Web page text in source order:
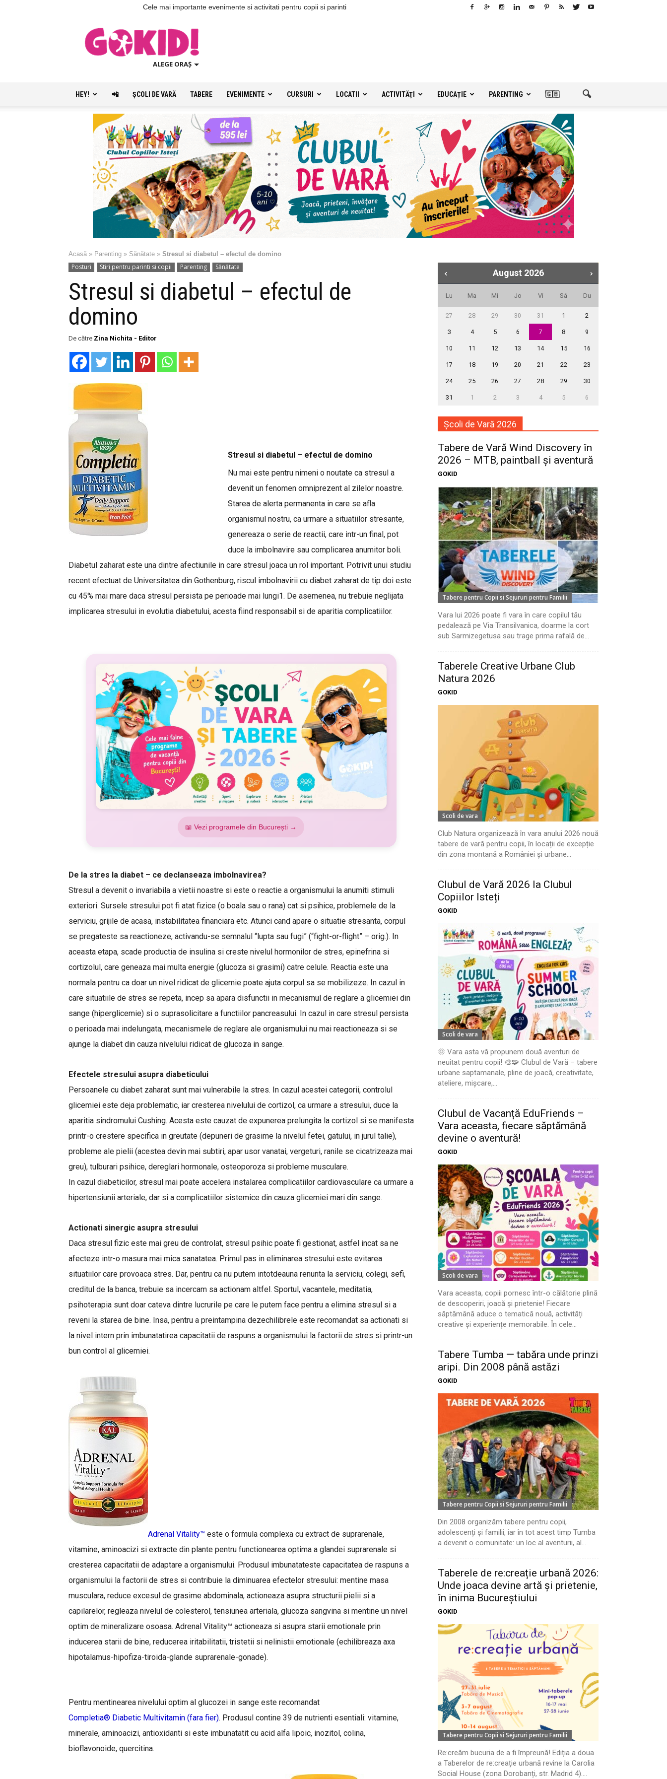
Cele mai importante evenimente si activitati pentru copii si parinti
ALEGE ORAȘ
HEY! 📲 ŞCOLI DE VARĂ TABERE EVENIMENTE CURSURI LOCATII ACTIVITĂŢI EDUCAȚIE PARENTING 🇬🇧
Acasă » Parenting » Sănătate » Stresul si diabetul – efectul de domino
Posturi Stiri pentru parinti si copii Parenting Sănătate
Stresul si diabetul – efectul de
domino
De către Zina Nichita - Editor
Stresul si diabetul – efectul de domino
Nu mai este pentru nimeni o noutate ca stresul a
devenit un fenomen omniprezent al zilelor noastre.
Starea de alerta permanenta in care se afla
organismul nostru, ca urmare a situatiilor stresante,
genereaza o serie de reactii, care intr-un final, pot
duce la imbolnavire sau complicarea anumitor boli.
Diabetul zaharat este una dintre afectiunile in care stresul joaca un rol important. Potrivit unui studiu
recent efectuat de Universitatea din Gothenburg, riscul imbolnavirii cu diabet zaharat de tip doi este
cu 45% mai mare daca stresul persista pe perioade mai lungi1. De asemenea, nu trebuie neglijata
implicarea stresului in evolutia diabetului, acesta fiind responsabil si de aparitia complicatiilor.
📖 Vezi programele din București →
De la stres la diabet – ce declanseaza imbolnavirea?
Stresul a devenit o invariabila a vietii noastre si este o reactie a organismului la anumiti stimuli
exteriori. Sursele stresului pot fi atat fizice (o boala sau o rana) cat si psihice, problemele de la
serviciu, grijile de acasa, instabilitatea financiara etc. Atunci cand apare o situatie stresanta, corpul
se pregateste sa reactioneze, activandu-se semnalul “lupta sau fugi” (“fight-or-flight” – orig.). In
aceasta etapa, scade productia de insulina si creste nivelul hormonilor de stres, epinefrina si
cortizolul, care geneaza mai multa energie (glucoza si grasimi) catre celule. Reactia este una
normala pentru ca doar un nivel ridicat de glicemie poate ajuta corpul sa se mobilizeze. In cazul in
care situatiile de stres se repeta, incep sa apara disfunctii in mecanismul de reglare a glicemiei din
sange (hiperglicemie) si o suprasolicitare a functiilor pancreasului. In cazul in care stresul persista
o perioada mai indelungata, mecanismele de reglare ale organismului nu mai reactioneaza si se
ajunge la diabet din cauza nivelului ridicat de glucoza in sange.
Efectele stresului asupra diabeticului
Persoanele cu diabet zaharat sunt mai vulnerabile la stres. In cazul acestei categorii, controlul
glicemiei este deja problematic, iar cresterea nivelului de cortizol, ca urmare a stresului, duce la
aparitia sindromului Cushing. Acesta este cauzat de expunerea prelungita la cortizol si se manifesta
printr-o crestere specifica in greutate (depuneri de grasime la nivelul fetei, gatului, in jurul talie),
probleme ale pielii (acestea devin mai subtiri, apar usor vanatai, vergeturi, ranile se cicatrizeaza mai
greu), tulburari psihice, dereglari hormonale, osteoporoza si probleme musculare.
In cazul diabeticilor, stresul mai poate accelera instalarea complicatiilor cardiovasculare ca urmare a
hipertensiunii arteriale, dar si a complicatiilor sistemice din cauza glicemiei mari din sange.
Actionati sinergic asupra stresului
Daca stresul fizic este mai greu de controlat, stresul psihic poate fi gestionat, astfel incat sa ne
afecteze intr-o masura mai mica sanatatea. Primul pas in eliminarea stresului este evitarea
situatiilor care provoaca stres. Dar, pentru ca nu putem intotdeauna renunta la serviciu, colegi, sefi,
creditul de la banca, trebuie sa incercam sa actionam altfel. Sportul, vacantele, meditatia,
psihoterapia sunt doar cateva dintre lucrurile pe care le putem face pentru a elimina stresul si a
reveni la starea de bine. Insa, pentru a preintampina dezechilibrele este recomandat sa actionati si
la nivel intern prin imbunatatirea capacitatii de raspuns a organismului la factorii de stres si printr-un
bun control al glicemiei.
Adrenal Vitality™ este o formula complexa cu extract de suprarenale,
vitamine, aminoacizi si extracte din plante pentru functionearea optima a glandei suprarenale si
cresterea capacitatii de adaptare a organismului. Produsul imbunatateste capacitatea de raspuns a
organismului la factorii de stres si contribuie la diminuarea efectelor stresului: mentine masa
musculara, reduce excesul de grasime abdominala, actioneaza asupra structurii pielii si a
capilarelor, regleaza nivelul de colesterol, tensiunea arteriala, glucoza sangvina si mentine un nivel
optim de mineralizare osoasa. Adrenal Vitality™ actioneaza si asupra starii emotionale prin
inducerea starii de bine, reducerea iritabilitatii, tristetii si nelinistii emotionale (echilibreaza axa
hipotalamus-hipofiza-tiroida-glande suprarenale-gonade).
Pentru mentinearea nivelului optim al glucozei in sange este recomandat
Completia® Diabetic Multivitamin (fara fier). Produsul contine 39 de nutrienti esentiali: vitamine,
minerale, aminoacizi, antioxidanti si este imbunatatit cu acid alfa lipoic, inozitol, colina,
bioflavonoide, quercitina.
August 2026
Lu Ma Mi Jo Vi Sâ Du
27 28 29 30 31 1 2
3 4 5 6 7 8 9
10 11 12 13 14 15 16
17 18 19 20 21 22 23
24 25 26 27 28 29 30
31 1 2 3 4 5 6
Școli de Vară 2026
Tabere de Vară Wind Discovery în
2026 – MTB, paintball și aventură
GOKID
Tabere pentru Copii si Sejururi pentru Familii
Vara lui 2026 poate fi vara în care copilul tău
pedalează pe Via Transilvanica, doarme la cort
sub Sarmizegetusa sau trage prima rafală de...
Taberele Creative Urbane Club
Natura 2026
GOKID
Scoli de vara
Club Natura organizează în vara anului 2026 nouă
tabere de vară pentru copii, în locații de excepție
din zona montană a României și urbane...
Clubul de Vară 2026 la Clubul
Copiilor Isteți
GOKID
Scoli de vara
🌞 Vara asta vă propunem două aventuri de
neuitat pentru copii! 🎨🧩 Clubul de Vară – tabere
urbane saptamanale, pline de joacă, creativitate,
ateliere, mișcare,...
Clubul de Vacanță EduFriends –
Vara aceasta, fiecare săptămână
devine o aventură!
GOKID
Scoli de vara
Vara aceasta, copiii pornesc într-o călătorie plină
de descoperiri, joacă și prietenie! Fiecare
săptămână aduce o tematică nouă, activități
creative și experiențe memorabile. În cele...
Tabere Tumba — tabăra unde prinzi
aripi. Din 2008 până astăzi
GOKID
Tabere pentru Copii si Sejururi pentru Familii
Din 2008 organizăm tabere pentru copii,
adolescenți și familii, iar în tot acest timp Tumba
a devenit o comunitate: un loc al aventurii, al...
Taberele de re:creație urbană 2026:
Unde joaca devine artă și prietenie,
în inima Bucureștiului
GOKID
Tabere pentru Copii si Sejururi pentru Familii
Re:creăm bucuria de a fi împreună! Ediția a doua
a Taberelor de re:creație urbană revine la Carolia
Social House (zona Dorobanți, str. Madrid 4)....